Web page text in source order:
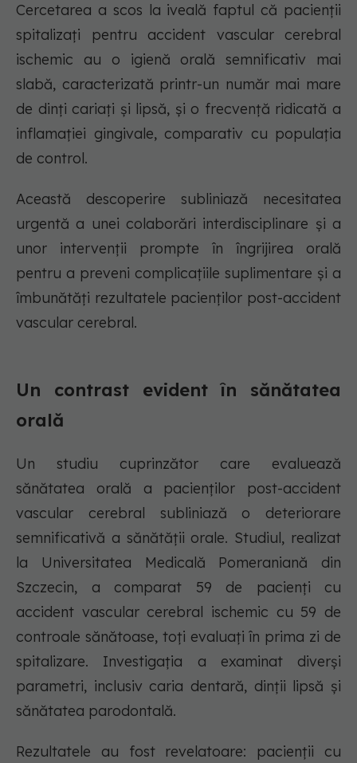
Cercetarea a scos la iveală faptul că pacienții
spitalizați pentru accident vascular cerebral
ischemic au o igienă orală semnificativ mai
slabă, caracterizată printr-un număr mai mare
de dinți cariați și lipsă, și o frecvență ridicată a
inflamației gingivale, comparativ cu populația
de control.
Această descoperire subliniază necesitatea
urgentă a unei colaborări interdisciplinare și a
unor intervenții prompte în îngrijirea orală
pentru a preveni complicațiile suplimentare și a
îmbunătăți rezultatele pacienților post-accident
vascular cerebral.
Un contrast evident în sănătatea
orală
Un studiu cuprinzător care evaluează
sănătatea orală a pacienților post-accident
vascular cerebral subliniază o deteriorare
semnificativă a sănătății orale. Studiul, realizat
la Universitatea Medicală Pomeraniană din
Szczecin, a comparat 59 de pacienți cu
accident vascular cerebral ischemic cu 59 de
controale sănătoase, toți evaluați în prima zi de
spitalizare. Investigația a examinat diverși
parametri, inclusiv caria dentară, dinții lipsă și
sănătatea parodontală.
Rezultatele au fost revelatoare: pacienții cu